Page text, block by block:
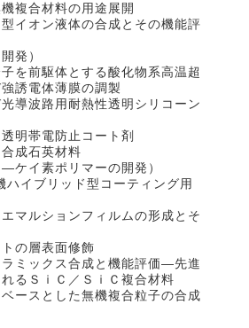
複合材料の用途展開
イオン液体の合成とその機能評
発）
を前駆体とする酸化物系高温超
誘電体薄膜の調製
導波路用耐熱性透明シリコーン
明帯電防止コート剤
成石英材料
ケイ素ポリマーの開発）
ハイブリッド型コーティング用
マルションフィルムの形成とそ
の層表面修飾
ミックス合成と機能評価―先進
るＳｉＣ／ＳｉＣ複合材料
ースとした無機複合粒子の合成